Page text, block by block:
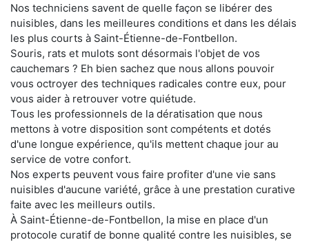
Nos techniciens savent de quelle façon se libérer des
nuisibles, dans les meilleures conditions et dans les délais
les plus courts à Saint-Étienne-de-Fontbellon.
Souris, rats et mulots sont désormais l'objet de vos
cauchemars ? Eh bien sachez que nous allons pouvoir
vous octroyer des techniques radicales contre eux, pour
vous aider à retrouver votre quiétude.
Tous les professionnels de la dératisation que nous
mettons à votre disposition sont compétents et dotés
d'une longue expérience, qu'ils mettent chaque jour au
service de votre confort.
Nos experts peuvent vous faire profiter d'une vie sans
nuisibles d'aucune variété, grâce à une prestation curative
faite avec les meilleurs outils.
À Saint-Étienne-de-Fontbellon, la mise en place d'un
protocole curatif de bonne qualité contre les nuisibles, se